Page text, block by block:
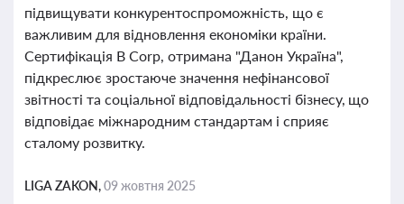
підвищувати конкурентоспроможність, що є
важливим для відновлення економіки країни.
Сертифікація B Corp, отримана "Данон Україна",
підкреслює зростаюче значення нефінансової
звітності та соціальної відповідальності бізнесу, що
відповідає міжнародним стандартам і сприяє
сталому розвитку.
LIGA ZAKON,09 жовтня 2025